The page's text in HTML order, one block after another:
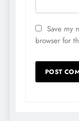
Save my
browser for